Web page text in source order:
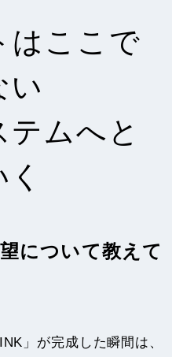
はここで
い
ムへと
について教えて
」が完成した瞬間は、